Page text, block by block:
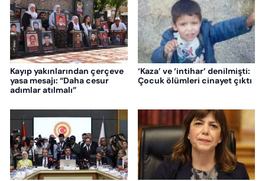
Kayıp yakınlarından çerçeve
yasa mesajı: “Daha cesur
adımlar atılmalı”
‘Kaza’ ve ‘intihar’ denilmişti:
Çocuk ölümleri cinayet çıktı